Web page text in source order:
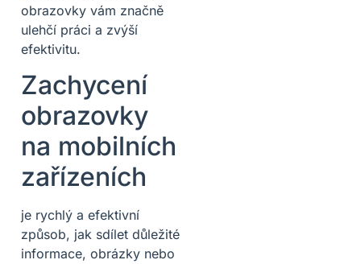
obrazovky vám značně
ulehčí práci a zvýší
efektivitu.
Zachycení
obrazovky
na mobilních
zařízeních
je rychlý a efektivní
způsob, jak sdílet důležité
informace, obrázky nebo